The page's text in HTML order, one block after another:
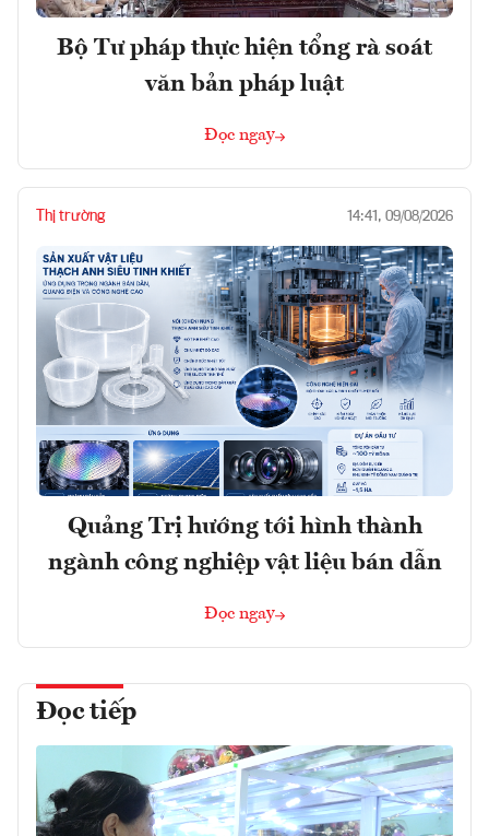
Bộ Tư pháp thực hiện tổng rà soát
văn bản pháp luật
Đọc ngay
Thị trường 14:41, 09/08/2026
Quảng Trị hướng tới hình thành
ngành công nghiệp vật liệu bán dẫn
Đọc ngay
Đọc tiếp